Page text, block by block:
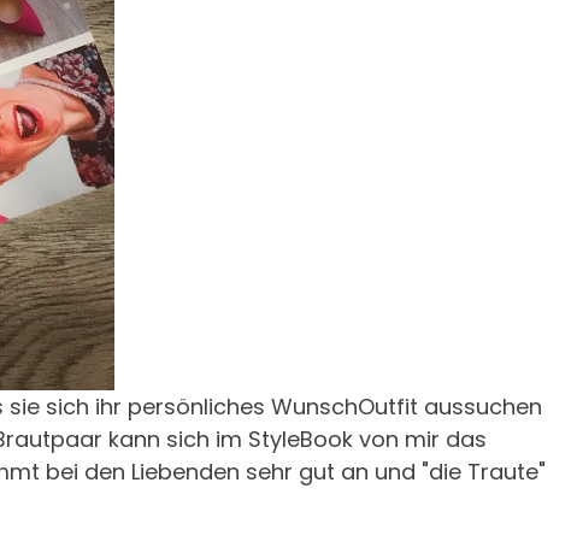
sich ihr persönliches WunschOutfit aussuchen
kann sich im StyleBook von mir das
bei den Liebenden sehr gut an und "die Traute"